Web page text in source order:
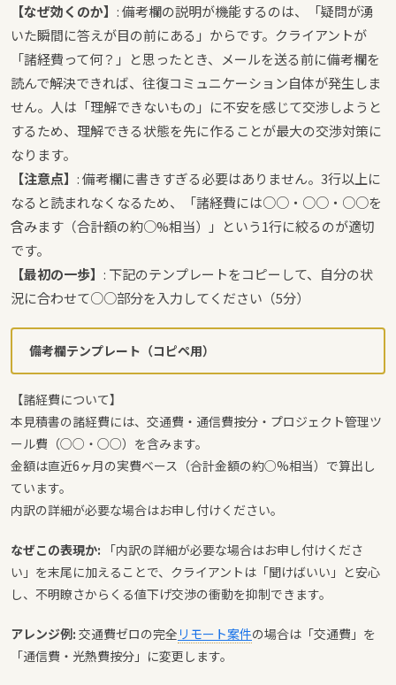
【なぜ効くのか】 : 備考欄の説明が機能するのは、「疑問が湧
いた瞬間に答えが目の前にある」からです。クライアントが
「諸経費って何？」と思ったとき、メールを送る前に備考欄を
読んで解決できれば、往復コミュニケーション自体が発生しま
せん。人は「理解できないもの」に不安を感じて交渉しようと
するため、理解できる状態を先に作ることが最大の交渉対策に
なります。
【注意点】 : 備考欄に書きすぎる必要はありません。3行以上に
なると読まれなくなるため、「諸経費には○○・○○・○○を
含みます（合計額の約○%相当）」という1行に絞るのが適切
です。
【最初の一歩】 : 下記のテンプレートをコピーして、自分の状
況に合わせて○○部分を入力してください（5分）
備考欄テンプレート（コピペ用）
【諸経費について】
本見積書の諸経費には、交通費・通信費按分・プロジェクト管理ツ
ール費（○○・○○）を含みます。
金額は直近6ヶ月の実費ベース（合計金額の約○%相当）で算出し
ています。
内訳の詳細が必要な場合はお申し付けください。
なぜこの表現か:
「内訳の詳細が必要な場合はお申し付けくださ
い」を末尾に加えることで、クライアントは「聞けばいい」と安心
し、不明瞭さからくる値下げ交渉の衝動を抑制できます。
アレンジ例: 交通費ゼロの完全 リモート案件の場合は「交通費」を
「通信費・光熱費按分」に変更します。